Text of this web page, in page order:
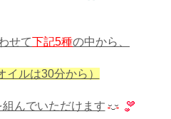
せて下記5種の中から、
ルは30分から）
んでいただけます